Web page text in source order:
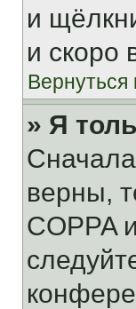
и
и скоро
Вернуться
» Я
верны,
COPPA